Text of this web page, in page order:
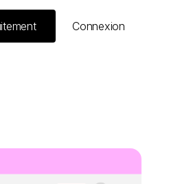
Connexion